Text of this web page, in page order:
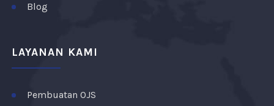
Blog
LAYANAN KAMI
Pembuatan OJS